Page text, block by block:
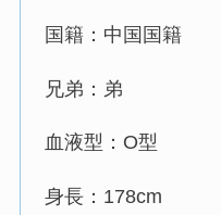
国籍：中国国籍
兄弟：弟
血液型：O型
身長：178cm